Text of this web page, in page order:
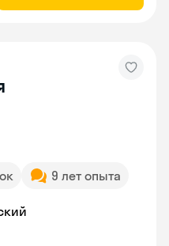
9 лет опыта